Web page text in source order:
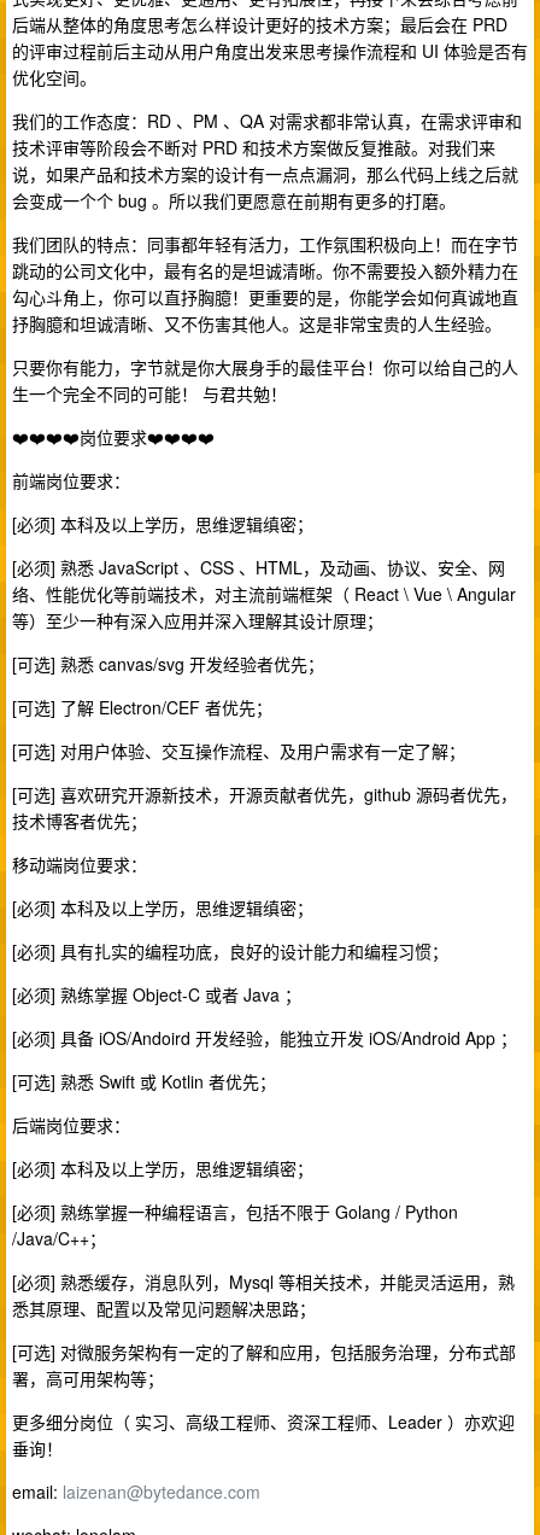
后端从整体的角度思考怎么样设计更好的技术方案；最后会在 PRD
的评审过程前后主动从用户角度出发来思考操作流程和 UI 体验是否有
优化空间。
我们的工作态度：RD 、PM 、QA 对需求都非常认真，在需求评审和
技术评审等阶段会不断对 PRD 和技术方案做反复推敲。对我们来
说，如果产品和技术方案的设计有一点点漏洞，那么代码上线之后就
会变成一个个 bug 。所以我们更愿意在前期有更多的打磨。
我们团队的特点：同事都年轻有活力，工作氛围积极向上！而在字节
跳动的公司文化中，最有名的是坦诚清晰。你不需要投入额外精力在
勾心斗角上，你可以直抒胸臆！更重要的是，你能学会如何真诚地直
抒胸臆和坦诚清晰、又不伤害其他人。这是非常宝贵的人生经验。
只要你有能力，字节就是你大展身手的最佳平台！你可以给自己的人
生一个完全不同的可能！ 与君共勉！
❤️❤️❤️❤️岗位要求❤️❤️❤️❤️
前端岗位要求：
[必须] 本科及以上学历，思维逻辑缜密；
[必须] 熟悉 JavaScript 、CSS 、HTML，及动画、协议、安全、网
络、性能优化等前端技术，对主流前端框架（ React \ Vue \ Angular
等）至少一种有深入应用并深入理解其设计原理；
[可选] 熟悉 canvas/svg 开发经验者优先；
[可选] 了解 Electron/CEF 者优先；
[可选] 对用户体验、交互操作流程、及用户需求有一定了解；
[可选] 喜欢研究开源新技术，开源贡献者优先，github 源码者优先，
技术博客者优先；
移动端岗位要求：
[必须] 本科及以上学历，思维逻辑缜密；
[必须] 具有扎实的编程功底，良好的设计能力和编程习惯；
[必须] 熟练掌握 Object-C 或者 Java ；
[必须] 具备 iOS/Andoird 开发经验，能独立开发 iOS/Android App ；
[可选] 熟悉 Swift 或 Kotlin 者优先；
后端岗位要求：
[必须] 本科及以上学历，思维逻辑缜密；
[必须] 熟练掌握一种编程语言，包括不限于 Golang / Python
/Java/C++；
[必须] 熟悉缓存，消息队列，Mysql 等相关技术，并能灵活运用，熟
悉其原理、配置以及常见问题解决思路；
[可选] 对微服务架构有一定的了解和应用，包括服务治理，分布式部
署，高可用架构等；
更多细分岗位（ 实习、高级工程师、资深工程师、Leader ）亦欢迎
垂询！
email: laizenan@bytedance.com